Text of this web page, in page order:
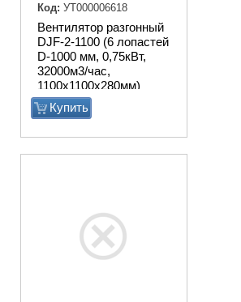
Вентилятор разгонный
DJF-2-1100 (6 лопастей
D-1000 мм, 0,75кВт,
32000м3/час,
1100х1100х280мм)
Купить
Код: УТ000006618